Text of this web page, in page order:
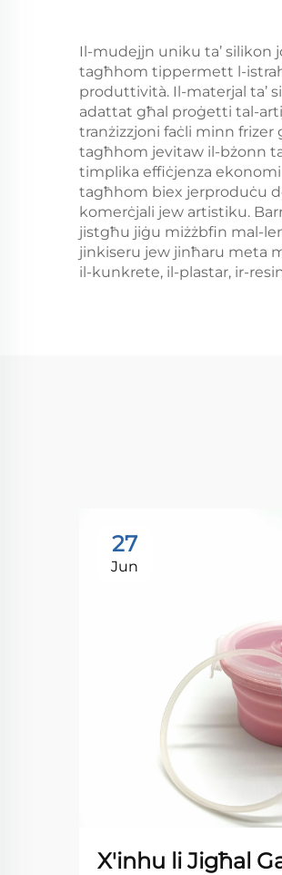
Il-mudejjn uniku ta’
tagħhom tippermett l-
produttività. Il-materjal ta’
adattat għal proġetti tal-
tranżizzjoni faċli minn
tagħhom jevitaw il-bżonn
timplika effiċjenza
tagħhom biex jerproduċu
komerċjali jew artistiku.
jistgħu jiġu miżżbfin mal-
jinkiseru jew jinħaru meta
il-kunkrete, il-plastar, ir-
27
Jun
X'inhu li Jigħal